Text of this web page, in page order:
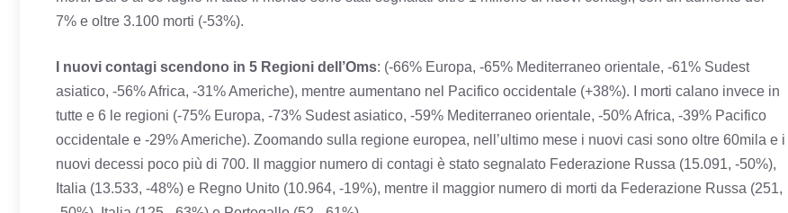
7% e oltre 3.100 morti (-53%).
I nuovi contagi scendono in 5 Regioni dell’Oms: (-66% Europa, -65% Mediterraneo orientale, -61% Sudest
asiatico, -56% Africa, -31% Americhe), mentre aumentano nel Pacifico occidentale (+38%). I morti calano invece in
tutte e 6 le regioni (-75% Europa, -73% Sudest asiatico, -59% Mediterraneo orientale, -50% Africa, -39% Pacifico
occidentale e -29% Americhe). Zoomando sulla regione europea, nell’ultimo mese i nuovi casi sono oltre 60mila e i
nuovi decessi poco più di 700. Il maggior numero di contagi è stato segnalato Federazione Russa (15.091, -50%),
Italia (13.533, -48%) e Regno Unito (10.964, -19%), mentre il maggior numero di morti da Federazione Russa (251,